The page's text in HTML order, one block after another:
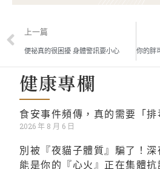
上一篇
便祕真的很困擾 身體警訊要小心
健康專欄
食安事件頻傳，真的需要「排
2026 年 8 月 6 日
別被『夜貓子體質』騙了！
能是你的『心火』正在集體抗